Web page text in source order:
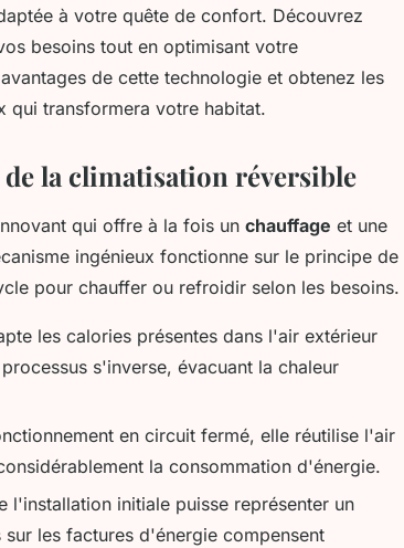
à votre quête de confort. Découvrez
besoins tout en optimisant votre
de cette technologie et obtenez les
qui transformera votre habitat.
la climatisation réversible
qui offre à la fois un chauffage et une
ingénieux fonctionne sur le principe de
pour chauffer ou refroidir selon les besoins.
les calories présentes dans l'air extérieur
s'inverse, évacuant la chaleur
en circuit fermé, elle réutilise l'air
la consommation d'énergie.
l'installation initiale puisse représenter un
les factures d'énergie compensent